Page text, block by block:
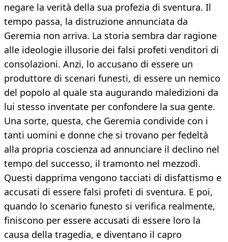
negare la verità della sua profezia di sventura. Il
tempo passa, la distruzione annunciata da
Geremia non arriva. La storia sembra dar ragione
alle ideologie illusorie dei falsi profeti venditori di
consolazioni. Anzi, lo accusano di essere un
produttore di scenari funesti, di essere un nemico
del popolo al quale sta augurando maledizioni da
lui stesso inventate per confondere la sua gente.
Una sorte, questa, che Geremia condivide con i
tanti uomini e donne che si trovano per fedeltà
alla propria coscienza ad annunciare il declino nel
tempo del successo, il tramonto nel mezzodì.
Questi dapprima vengono tacciati di disfattismo e
accusati di essere falsi profeti di sventura. E poi,
quando lo scenario funesto si verifica realmente,
finiscono per essere accusati di essere loro la
causa della tragedia, e diventano il capro